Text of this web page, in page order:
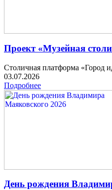
Проект «Музейная
Столичная платформа «Город
03.07.2026
Подробнее
День рождения